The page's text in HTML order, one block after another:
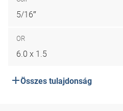
5/16″
OR
6.0 x 1.5
Összes tulajdonság